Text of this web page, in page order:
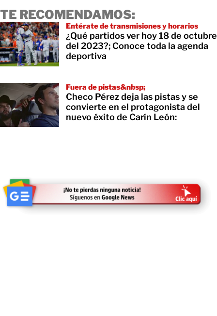
TE RECOMENDAMOS:
Entérate de transmisiones y horarios
¿Qué partidos ver hoy 18 de octubre
del 2023?; Conoce toda la agenda
deportiva
Fuera de pistas&nbsp;
Checo Pérez deja las pistas y se
convierte en el protagonista del
nuevo éxito de Carín León: